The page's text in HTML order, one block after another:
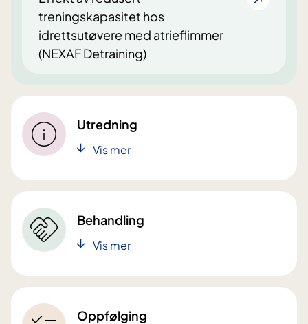
treningskapasitet hos
idrettsutøvere med atrieflimmer
(NEXAF Detraining)
Utredning
Vis mer
Behandling
Vis mer
Oppfølging